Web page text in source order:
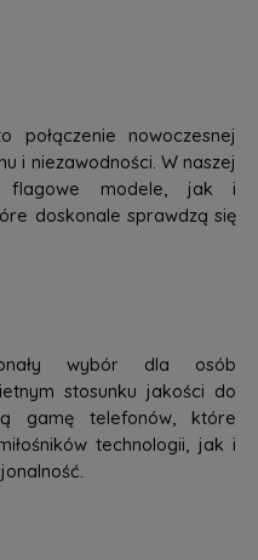
połączenie nowoczesnej
i niezawodności. W naszej
flagowe modele, jak i
doskonale sprawdzą się
wybór dla osób
stosunku jakości do
gamę telefonów, które
technologii, jak i